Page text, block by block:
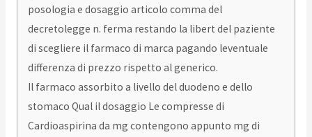
posologia e dosaggio articolo comma del
decretolegge n. ferma restando la libert del paziente
di scegliere il farmaco di marca pagando leventuale
differenza di prezzo rispetto al generico.
Il farmaco assorbito a livello del duodeno e dello
stomaco Qual il dosaggio Le compresse di
Cardioaspirina da mg contengono appunto mg di